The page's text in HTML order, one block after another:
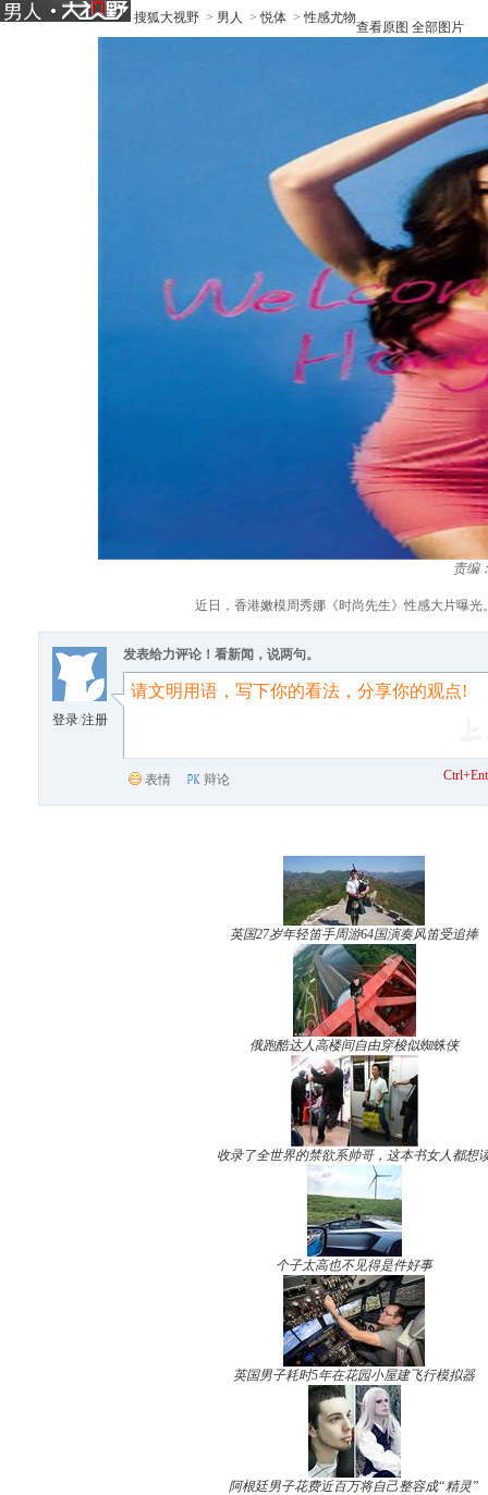
搜狐大视野 > 男人 >悦体 >性感尤物
查看原图 全部图片
责编
近日，香港嫩模周秀娜《时尚先生》性感大片曝
登录/注册
发表给力评论！看新闻，说两句。
表情 辩论
英国27岁年轻笛手周游64国演奏风笛受追捧
俄跑酷达人高楼间自由穿梭似蜘蛛侠
收录了全世界的禁欲系帅哥，这本书女人都想
个子太高也不见得是件好事
英国男子耗时5年在花园小屋建飞行模拟器
阿根廷男子花费近百万将自己整容成“精灵”